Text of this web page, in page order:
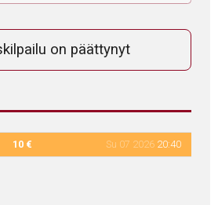
on päättynyt
10 € Su 07 2026 20:40